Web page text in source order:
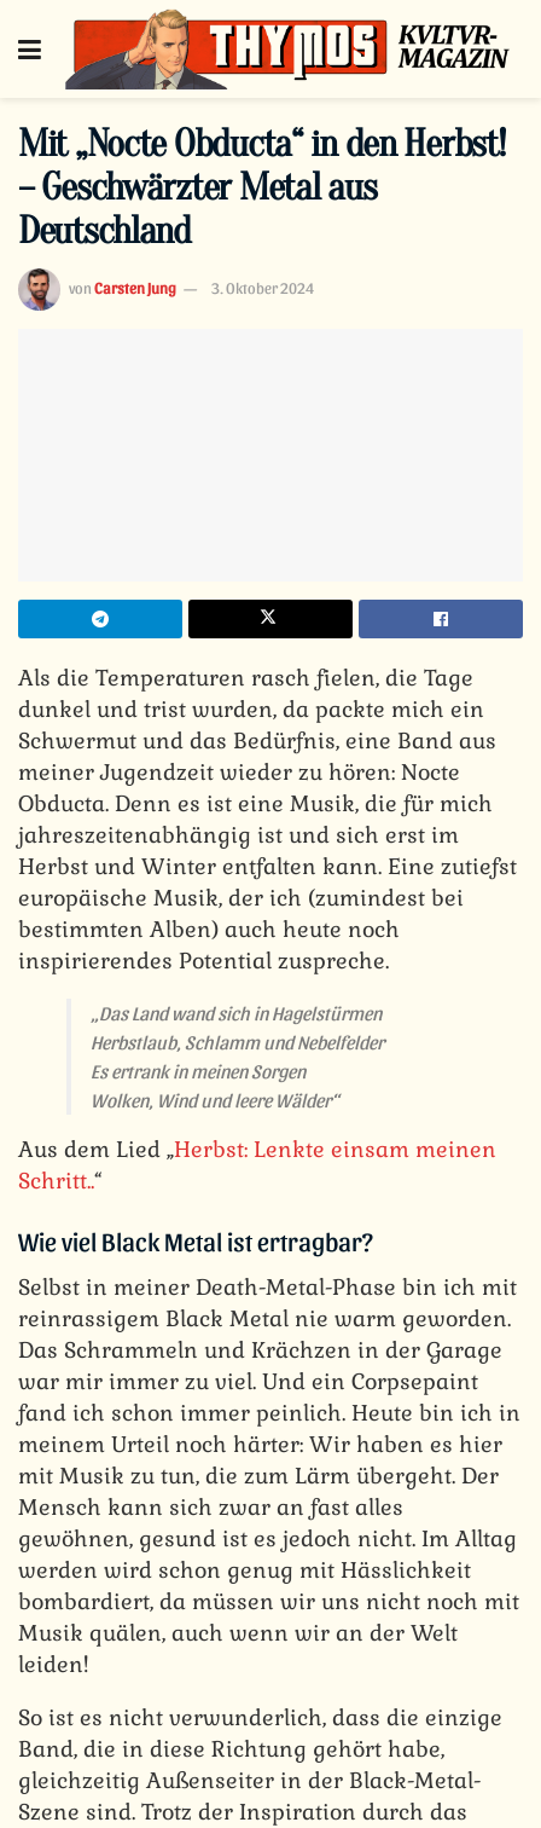
Mit „Nocte Obducta“ in den Herbst!
– Geschwärzter Metal aus
Deutschland
von Carsten Jung 3. Oktober 2024
Als die Temperaturen rasch fielen, die Tage
dunkel und trist wurden, da packte mich ein
Schwermut und das Bedürfnis, eine Band aus
meiner Jugendzeit wieder zu hören: Nocte
Obducta. Denn es ist eine Musik, die für mich
jahreszeitenabhängig ist und sich erst im
Herbst und Winter entfalten kann. Eine zutiefst
europäische Musik, der ich (zumindest bei
bestimmten Alben) auch heute noch
inspirierendes Potential zuspreche.
„Das Land wand sich in Hagelstürmen
Herbstlaub, Schlamm und Nebelfelder
Es ertrank in meinen Sorgen
Wolken, Wind und leere Wälder“
Aus dem Lied „Herbst: Lenkte einsam meinen
Schritt..“
Wie viel Black Metal ist ertragbar?
Selbst in meiner Death-Metal-Phase bin ich mit
reinrassigem Black Metal nie warm geworden.
Das Schrammeln und Krächzen in der Garage
war mir immer zu viel. Und ein Corpsepaint
fand ich schon immer peinlich. Heute bin ich in
meinem Urteil noch härter: Wir haben es hier
mit Musik zu tun, die zum Lärm übergeht. Der
Mensch kann sich zwar an fast alles
gewöhnen, gesund ist es jedoch nicht. Im Alltag
werden wird schon genug mit Hässlichkeit
bombardiert, da müssen wir uns nicht noch mit
Musik quälen, auch wenn wir an der Welt
leiden!
So ist es nicht verwunderlich, dass die einzige
Band, die in diese Richtung gehört habe,
gleichzeitig Außenseiter in der Black-Metal-
Szene sind. Trotz der Inspiration durch das